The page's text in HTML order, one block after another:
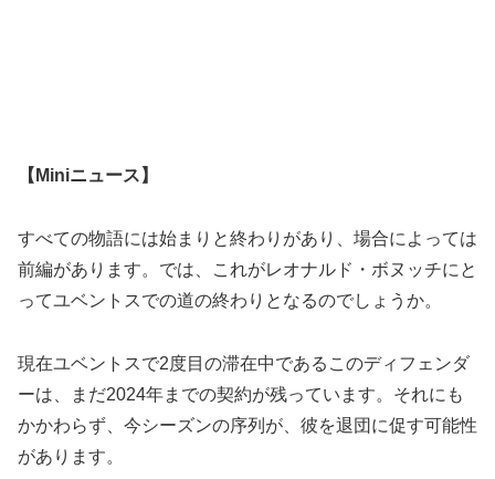
【Miniニュース】
すべての物語には始まりと終わりがあり、場合によっては
前編があります。では、これがレオナルド・ボヌッチにと
ってユベントスでの道の終わりとなるのでしょうか。
現在ユベントスで2度目の滞在中であるこのディフェンダ
ーは、まだ2024年までの契約が残っています。それにも
かかわらず、今シーズンの序列が、彼を退団に促す可能性
があります。